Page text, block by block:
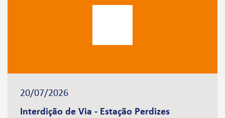
20/07/2026
Interdição de Via - Estação Perdizes